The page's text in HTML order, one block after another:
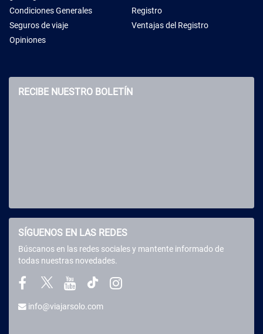
Condiciones Generales
Seguros de viaje
Opiniones
Registro
Ventajas del Registro
RECIBE NUESTRO BOLETÍN
SÍGUENOS EN LAS REDES
Búscanos en las redes sociales y mantente informado de
todas nuestras novedades.
info@viajarsolo.com